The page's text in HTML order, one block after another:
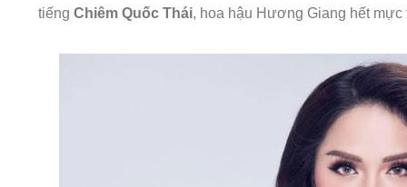
tiếng Chiêm Quốc Thái, hoa hậu Hương Giang hết